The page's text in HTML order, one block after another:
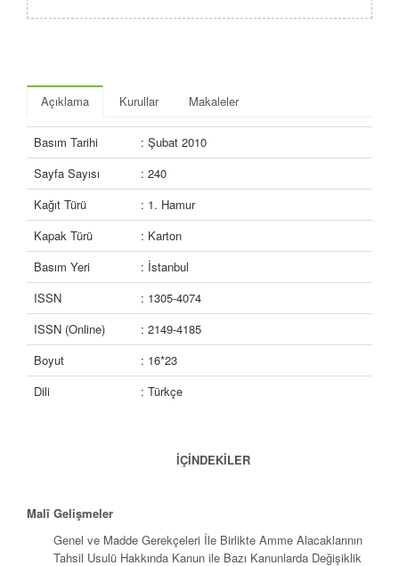
Açıklama Kurullar Makaleler
Basım Tarihi
: Şubat 2010
Sayfa Sayısı
: 240
Kağıt Türü
: 1. Hamur
Kapak Türü
: Karton
Basım Yeri
: İstanbul
ISSN
: 1305-4074
ISSN (Online)
: 2149-4185
Boyut
: 16*23
Dili
: Türkçe
İÇİNDEKİLER
Malî Gelişmeler
Genel ve Madde Gerekçeleri İle Birlikte Amme Alacaklarının
Tahsil Usulü Hakkında Kanun ile Bazı Kanunlarda Değişiklik